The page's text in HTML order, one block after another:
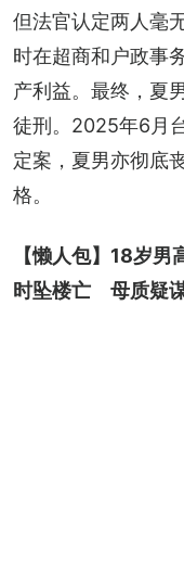
但法官认定两人毫
时在超商和户政事
产利益。最终，夏
徒刑。2025年6月
定案，夏男亦彻底
格。
【懒人包】 18岁男
时坠楼亡　母质疑